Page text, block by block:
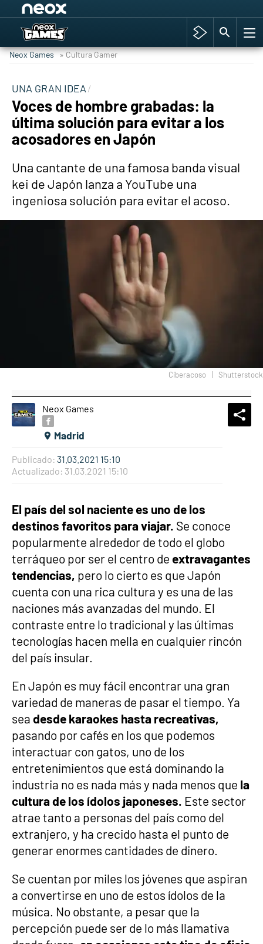
Hyrule Warriors: La Era del Cataclismo
Cyberpunk 2077
Hyrule Warriors
Asia peculiar tradición
Neox Games » Cultura Gamer
UNA GRAN IDEA
Voces de hombre grabadas: la
última solución para evitar a los
acosadores en Japón
Una cantante de una famosa banda visual
kei de Japón lanza a YouTube una
ingeniosa solución para evitar el acoso.
Shutterstock
Ciberacoso
Neox Games
Madrid
Publicado: 31.03.2021 15:10
Actualizado: 31.03.2021 15:10
El país del sol naciente es uno de los
destinos favoritos para viajar. Se conoce
popularmente alrededor de todo el globo
terráqueo por ser el centro de extravagantes
tendencias, pero lo cierto es que Japón
cuenta con una rica cultura y es una de las
naciones más avanzadas del mundo. El
contraste entre lo tradicional y las últimas
tecnologías hacen mella en cualquier rincón
del país insular.
En Japón es muy fácil encontrar una gran
variedad de maneras de pasar el tiempo. Ya
sea desde karaokes hasta recreativas,
pasando por cafés en los que podemos
interactuar con gatos, uno de los
entretenimientos que está dominando la
industria no es nada más y nada menos que la
cultura de los ídolos japoneses. Este sector
atrae tanto a personas del país como del
extranjero, y ha crecido hasta el punto de
generar enormes cantidades de dinero.
Se cuentan por miles los jóvenes que aspiran
a convertirse en uno de estos ídolos de la
música. No obstante, a pesar que la
percepción puede ser de lo más llamativa